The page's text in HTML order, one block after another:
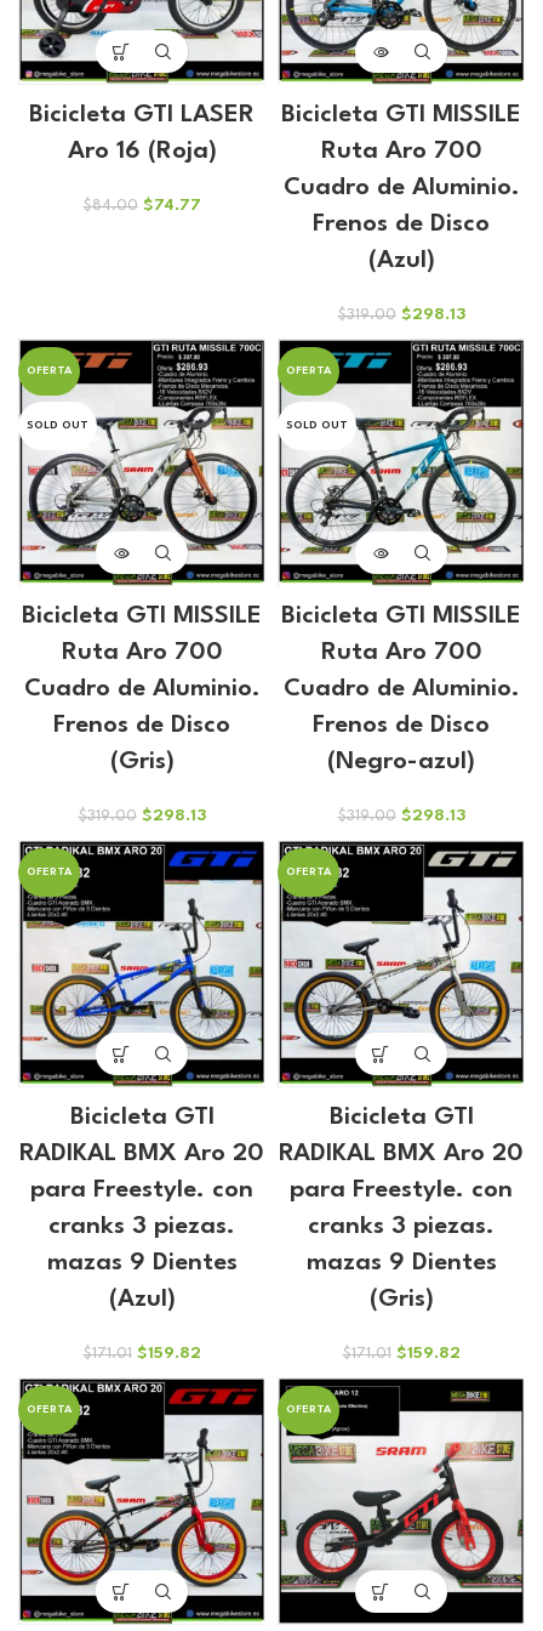
Bicicleta GTI LASER
Aro 16 (Roja)
$84.00 El
$74.77El
Bicicleta GTI MISSILE
Ruta Aro 700
Cuadro de Aluminio.
Frenos de Disco
(Azul)
$319.00 El
precio
original
era:
$319.00.
$298.13El
precio
actual
es:
$298.13.
OFERTA
SOLD OUT
Bicicleta GTI MISSILE
Ruta Aro 700
Cuadro de Aluminio.
Frenos de Disco
(Gris)
$319.00 El
precio
original
era:
$319.00.
$298.13El
precio
actual
es:
OFERTA
SOLD OUT
Bicicleta GTI MISSILE
Ruta Aro 700
Cuadro de Aluminio.
Frenos de Disco
(Negro-azul)
$319.00 El
precio
original
era:
$319.00.
$298.13El
precio
actual
es:
$298.13.
OFERTA
Bicicleta GTI
RADIKAL BMX Aro 20
para Freestyle. con
cranks 3 piezas.
mazas 9 Dientes
(Azul)
$171.01 El
precio
original
$159.82El
precio
actual
es:
$159.82.
OFERTA
Bicicleta GTI
RADIKAL BMX Aro 20
para Freestyle. con
cranks 3 piezas.
mazas 9 Dientes
(Gris)
$171.01 El
precio
original
$171.01.
$159.82El
precio
actual
$159.82.
OFERTA OFERTA